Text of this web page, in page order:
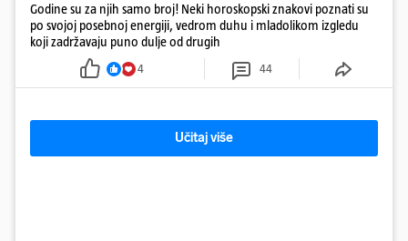
Godine su za njih samo broj! Neki horoskopski znakovi poznati su
po svojoj posebnoj energiji, vedrom duhu i mladolikom izgledu
koji zadržavaju puno dulje od drugih
4 44
Učitaj više